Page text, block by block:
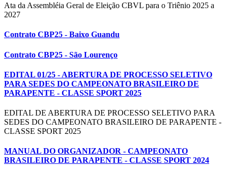
Ata da Assembléia Geral de Eleição CBVL para o Triênio 2025 a
2027
Contrato CBP25 - Baixo Guandu
Contrato CBP25 - São Lourenço
EDITAL 01/25 - ABERTURA DE PROCESSO SELETIVO
PARA SEDES DO CAMPEONATO BRASILEIRO DE
PARAPENTE - CLASSE SPORT 2025
EDITAL DE ABERTURA DE PROCESSO SELETIVO PARA
SEDES DO CAMPEONATO BRASILEIRO DE PARAPENTE -
CLASSE SPORT 2025
MANUAL DO ORGANIZADOR - CAMPEONATO
BRASILEIRO DE PARAPENTE - CLASSE SPORT 2024